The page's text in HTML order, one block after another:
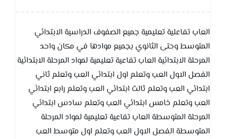
العاب تفاعلية تعليمية جميع الصفوف الدراسية الابتدائي
المتوسط وحتى الثانوي بجميع موادها في مكان واحد
المرحلة الابتدائية العاب تفاعية تعليمية لمواد المرحلة الابتدائية
الفصل الاول العب وتعلم اول ابتدائي العب وتعلم ثاني
ابتدائي العب وتعلم ثالث ابتدائي العب وتعلم رابع ابتدائي
العب وتعلم خامس ابتدائي العب وتعلم سادس ابتدائي
المرحلة المتوسطة العاب تفاعية تعليمية لمواد المرحلة
المتوسطة الفصل الاول العب وتعلم اول متوسط العب